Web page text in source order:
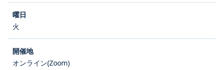
火
オンライン(Zoom)